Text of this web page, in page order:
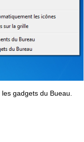
gadgets du Bueau.